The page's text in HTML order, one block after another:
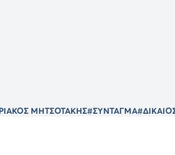
ΜΗΤΣΟΤΑΚΗΣ#ΣΥΝΤΑΓΜΑ